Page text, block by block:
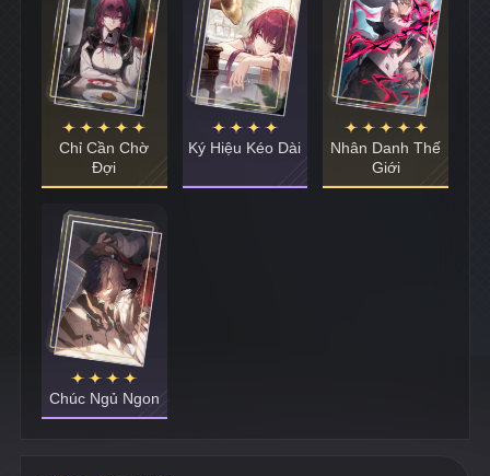
Chỉ Cần Chờ
Đợi
Ký Hiệu Kéo Dài
Nhân Danh Thế
Giới
Chúc Ngủ Ngon